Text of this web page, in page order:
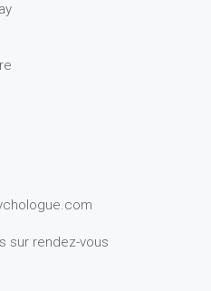
sur rendez-vous